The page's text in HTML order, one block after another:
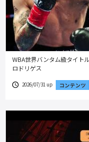
WBA世界バンタム級タイト
ロドリゲス
2026/07/31 up コンテンツ